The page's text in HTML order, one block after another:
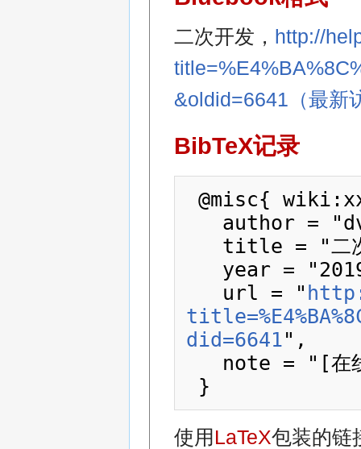
二次开发， http://
&oldid=6641（最新
BibTeX记录
@misc{ wiki:xxx,
   url = "
did=6641",
使用 LaTeX包装的链